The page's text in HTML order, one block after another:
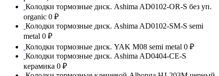
Колодки тормозные диск. Ashima AD0102-OR-S без уп.
organic 0 ₽
Колодки тормозные диск. Ashima AD0102-SM-S semi
metal 0 ₽
Колодки тормозные диск. YAK M08 semi metal 0 ₽
Колодки тормозные диск. Ashima AD0404-CE-S
керамика 0 ₽